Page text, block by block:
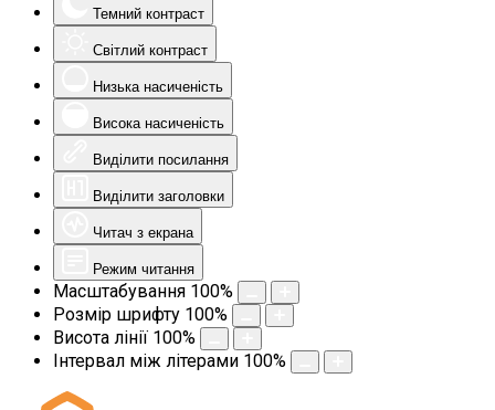
Темний контраст
Світлий контраст
Низька насиченість
Висока насиченість
Виділити посилання
Виділити заголовки
Читач з екрана
Режим читання
Масштабування 100%
Розмір шрифту 100%
Висота лінії 100%
Інтервал між літерами 100%